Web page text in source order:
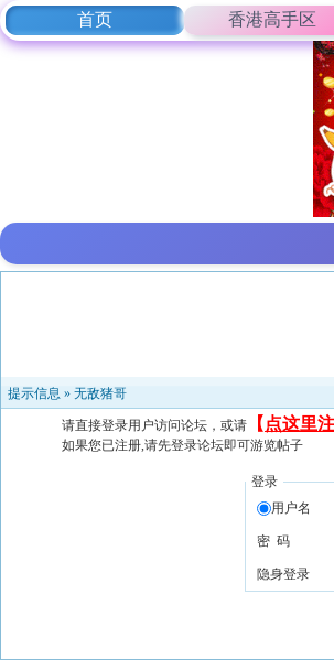
首页 香港高手区
提示信息 » 无敌猪哥
请直接登录用户访问论坛，或请 【 点这里
如果您已注册,请先登录论坛即可游览帖子
登录
用户名
密 码
隐身登录